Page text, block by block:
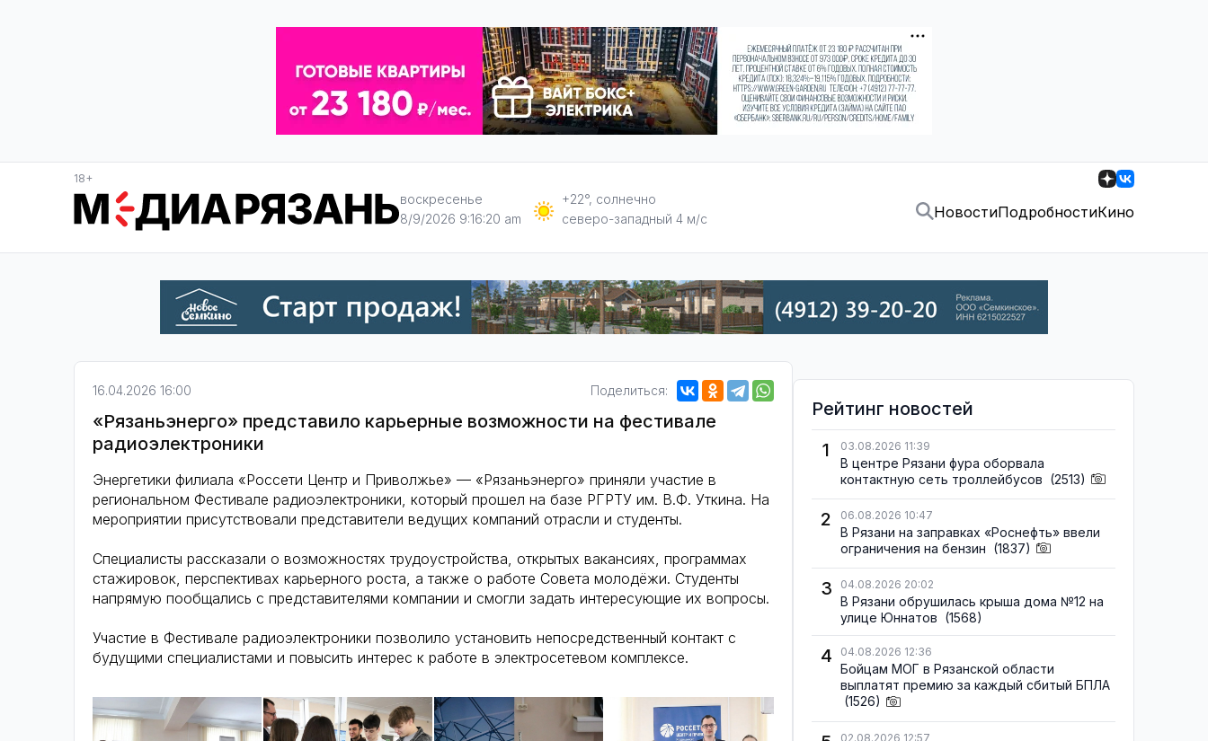
18+
воскресенье
8/9/2026 9:16:21 am
+22°, солнечно
северо-западный 4 м/с
НовостиПодробностиКино
16.04.2026 16:00 Поделиться:
«Рязаньэнерго» представило карьерные возможности на фестивале
радиоэлектроники
Энергетики филиала «Россети Центр и Приволжье» — «Рязаньэнерго» приняли участие в
региональном Фестивале радиоэлектроники, который прошел на базе РГРТУ им. В.Ф. Уткина. На
мероприятии присутствовали представители ведущих компаний отрасли и студенты.
Специалисты рассказали о возможностях трудоустройства, открытых вакансиях, программах
стажировок, перспективах карьерного роста, а также о работе Совета молодёжи. Студенты
напрямую пообщались с представителями компании и смогли задать интересующие их вопросы.
Участие в Фестивале радиоэлектроники позволило установить непосредственный контакт с
будущими специалистами и повысить интерес к работе в электросетевом комплексе.
Рейтинг новостей
1
03.08.2026 11:39
В центре Рязани фура оборвала
контактную сеть троллейбусов (2513)
2 06.08.2026 10:47
В Рязани на заправках «Роснефть» ввели
ограничения на бензин (1837)
3 04.08.2026 20:02
В Рязани обрушилась крыша дома №12 на
улице Юннатов (1568)
4 04.08.2026 12:36
Бойцам МОГ в Рязанской области
выплатят премию за каждый сбитый БПЛА
(1526)
02.08.2026 12:57